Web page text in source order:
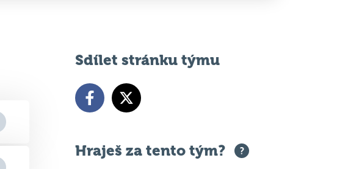
Sdílet stránku týmu
Hraješ za tento tým?